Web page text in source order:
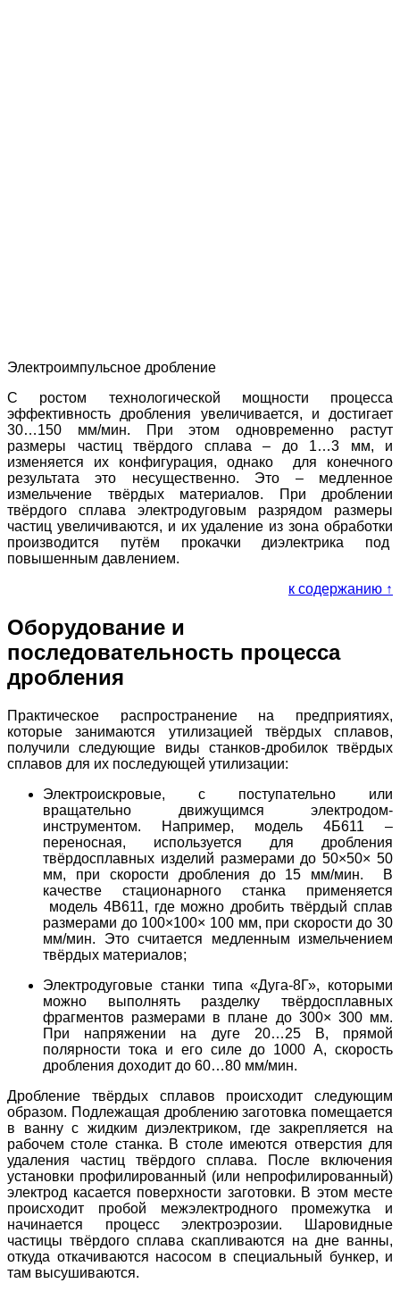
Электроимпульсное дробление
С ростом технологической мощности процесса
эффективность дробления увеличивается, и достигает
30…150 мм/мин. При этом одновременно растут
размеры частиц твёрдого сплава – до 1…3 мм, и
изменяется их конфигурация, однако для конечного
результата это несущественно. Это – медленное
измельчение твёрдых материалов. При дроблении
твёрдого сплава электродуговым разрядом размеры
частиц увеличиваются, и их удаление из зона обработки
производится путём прокачки диэлектрика под
повышенным давлением.
к содержанию ↑
Оборудование и
последовательность процесса
дробления
Практическое распространение на предприятиях,
которые занимаются утилизацией твёрдых сплавов,
получили следующие виды станков-дробилок твёрдых
сплавов для их последующей утилизации:
Электроискровые, с поступательно или
вращательно движущимся электродом-
инструментом. Например, модель 4Б611 –
переносная, используется для дробления
твёрдосплавных изделий размерами до 50×50× 50
мм, при скорости дробления до 15 мм/мин. В
качестве стационарного станка применяется
модель 4В611, где можно дробить твёрдый сплав
размерами до 100×100× 100 мм, при скорости до 30
мм/мин. Это считается медленным измельчением
твёрдых материалов;
Электродуговые станки типа «Дуга-8Г», которыми
можно выполнять разделку твёрдосплавных
фрагментов размерами в плане до 300× 300 мм.
При напряжении на дуге 20…25 В, прямой
полярности тока и его силе до 1000 А, скорость
дробления доходит до 60…80 мм/мин.
Дробление твёрдых сплавов происходит следующим
образом. Подлежащая дроблению заготовка помещается
в ванну с жидким диэлектриком, где закрепляется на
рабочем столе станка. В столе имеются отверстия для
удаления частиц твёрдого сплава. После включения
установки профилированный (или непрофилированный)
электрод касается поверхности заготовки. В этом месте
происходит пробой межэлектродного промежутка и
начинается процесс электроэрозии. Шаровидные
частицы твёрдого сплава скапливаются на дне ванны,
откуда откачиваются насосом в специальный бункер, и
там высушиваются.